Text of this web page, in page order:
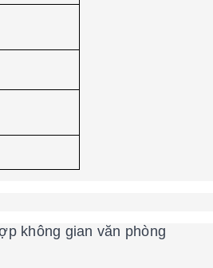
không gian văn phòng